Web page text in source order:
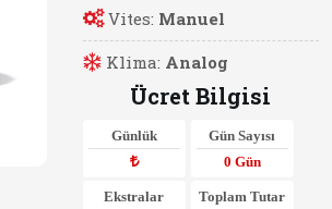
Vites: Manuel
Klima: Analog
Ücret Bilgisi
Günlük
Gün Sayısı
0 Gün
Ekstralar
Toplam Tutar